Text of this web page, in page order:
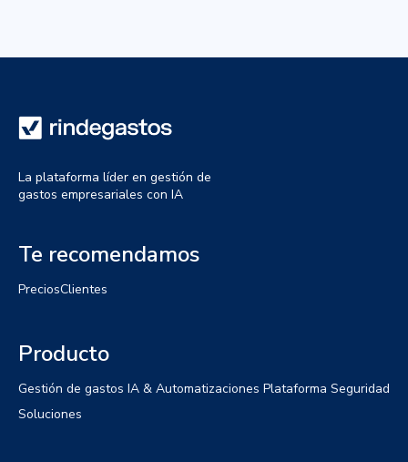
La plataforma líder en gestión de
gastos empresariales con IA
Te recomendamos
PreciosClientes
Producto
Gestión de gastos IA & Automatizaciones Plataforma Seguridad
Soluciones